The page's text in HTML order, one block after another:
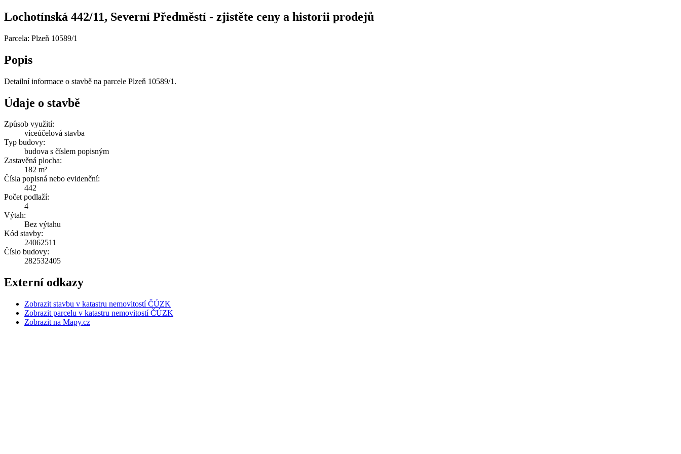
Lochotínská 442/11, Severní Předměstí - zjistěte ceny a historii prodejů
Parcela: Plzeň 10589/1
Popis
Detailní informace o stavbě na parcele Plzeň 10589/1.
Údaje o stavbě
Způsob využití:
víceúčelová stavba
Typ budovy:
budova s číslem popisným
Zastavěná plocha:
182 m²
Čísla popisná nebo evidenční:
442
Počet podlaží:
4
Výtah:
Bez výtahu
Kód stavby:
24062511
Číslo budovy:
282532405
Externí odkazy
Zobrazit stavbu v katastru nemovitostí ČÚZK
Zobrazit parcelu v katastru nemovitostí ČÚZK
Zobrazit na Mapy.cz